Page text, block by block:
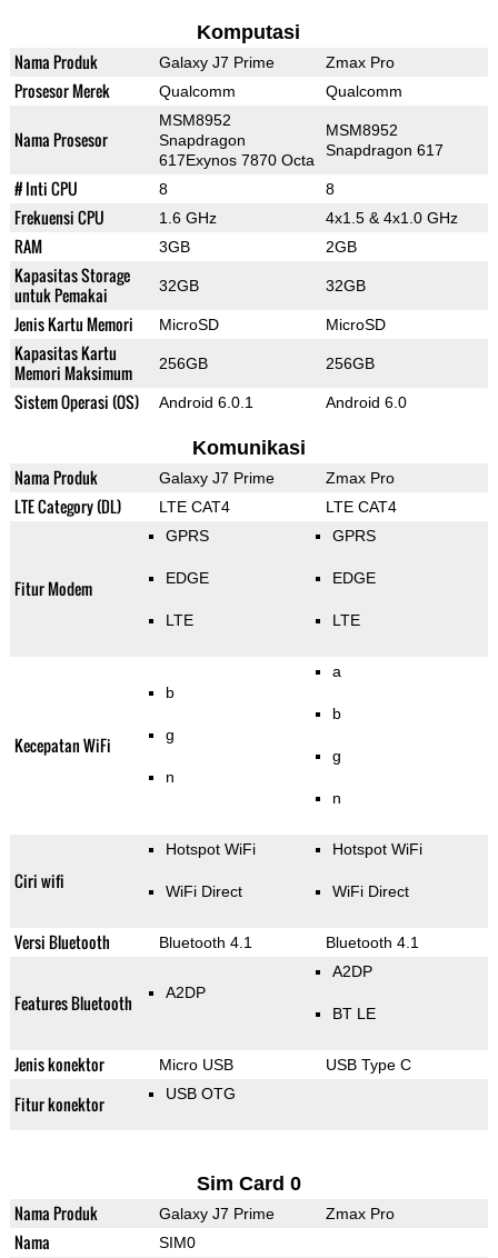
Komputasi
Nama Produk Galaxy J7 Prime Zmax Pro
Prosesor Merek Qualcomm Qualcomm
Nama Prosesor
MSM8952
Snapdragon
617Exynos 7870 Octa
MSM8952
Snapdragon 617
# Inti CPU 8 8
Frekuensi CPU 1.6 GHz 4x1.5 & 4x1.0 GHz
RAM 3GB 2GB
Kapasitas Storage
untuk Pemakai
32GB 32GB
Jenis Kartu Memori MicroSD MicroSD
Kapasitas Kartu
Memori Maksimum
256GB 256GB
Sistem Operasi (OS) Android 6.0.1 Android 6.0
Komunikasi
Nama Produk Galaxy J7 Prime Zmax Pro
LTE Category (DL) LTE CAT4 LTE CAT4
Fitur Modem
GPRS
EDGE
LTE
GPRS
EDGE
LTE
Kecepatan WiFi
b
g
n
a
b
g
n
Ciri wifi
Hotspot WiFi
WiFi Direct
Hotspot WiFi
WiFi Direct
Versi Bluetooth Bluetooth 4.1 Bluetooth 4.1
Features Bluetooth A2DP
A2DP
BT LE
Jenis konektor Micro USB USB Type C
Fitur konektor USB OTG
Sim Card 0
Nama Produk Galaxy J7 Prime Zmax Pro
Nama SIM0